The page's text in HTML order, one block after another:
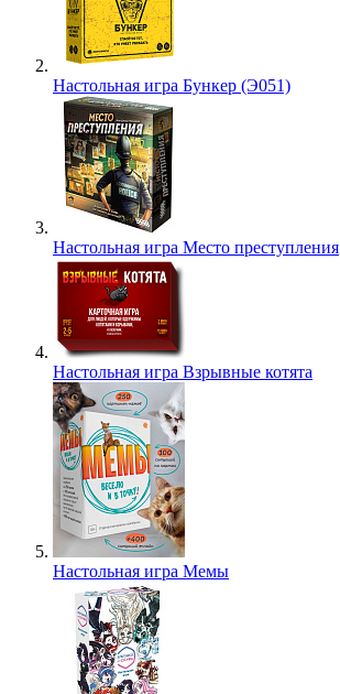
Настольная игра Бункер (Э051)
Настольная игра Место преступления
Настольная игра Взрывные котята
Настольная игра Мемы